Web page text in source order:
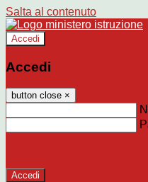
Salta al contenuto
Accedi
Accedi
button close ×